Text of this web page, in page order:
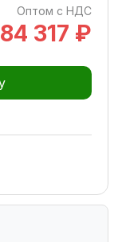
Оптом с НДС
317 ₽